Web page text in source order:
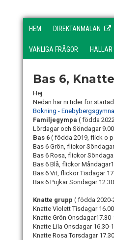
HEM DIREKTANMÄLAN
VANLIGA FRÅGOR HALLAR
Bas 6,
Hej
Nedan har ni tider för
Bokning -
Familjegympa ( födda
Lördagar och Söndagar
Bas 6 ( födda 2019, flick o
Bas 6 Grön, flickor
Bas 6 Rosa, flickor
Bas 6 Blå, flickor
Bas 6 Vit, flickor Tisdagar
Bas 6 Pojkar Söndagar
Knatte grupp ( födda 2020-
Knatte Violett Tisdagar
Knatte Grön
Knatte Lila Onsdagar 16.30-
Knatte Rosa Torsdagar